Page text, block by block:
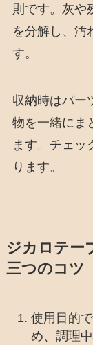
則です。灰や
を分解し、汚
す。
収納時はパー
物を一緒にま
ます。チェッ
ります。
ジカロテー
三つのコツ
使用目的
め、調理